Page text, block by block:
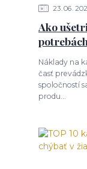
23 06
Ako
Náklady na
časť
spoločností
produ...